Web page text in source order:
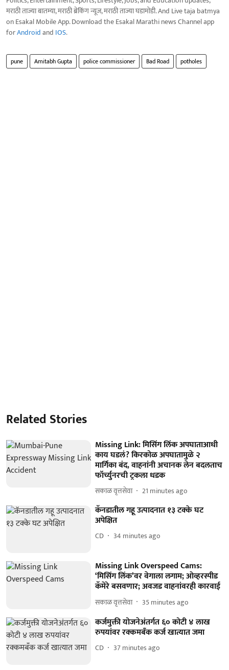
मराठी ताज्या बातम्या, मराठी ब्रेकिंग न्यूज, मराठी ताज्या घडामोडी. And Live taja batmya
on Esakal Mobile App. Download the Esakal Marathi news Channel app
forAndroidand IOS.
pune Amitabh Gupta police commissioner Bad Road potholes
Related Stories
Missing Link: मिसिंग लिंक अपघाताआधी
काय घडलं? किरकोळ अपघातामुळे २
मार्गिका बंद, वाहनांनी अचानक लेन बदलताच
फॉर्च्युनरची ट्रकला धडक
सकाळ वृत्तसेवा 21 minutes ago
कॅनडातील गहू उत्पादनात १३ टक्के घट
अपेक्षित
CD 34 minutes ago
Missing Link Overspeed Cams:
‘मिसिंग लिंक’वर वेगाला लगाम; ओव्हरस्पीड
कॅमेरे बसवणार; अवजड वाहनांवरही कारवाई
सकाळ वृत्तसेवा 35 minutes ago
कर्जमुक्ती योजनेअंतर्गत ६० कोटी ४ लाख
रुपयांवर रक्कमबॅंक कर्ज खात्यात जमा
CD 37 minutes ago